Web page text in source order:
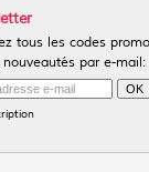
tous les codes
par e-mail: